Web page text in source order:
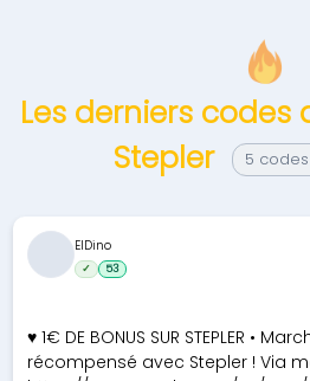
Les derniers
Stepler
5
♥ 1€ DE BONUS SUR STEPLER •
récompensé avec Stepler ! Via
ElDino
✓ 53